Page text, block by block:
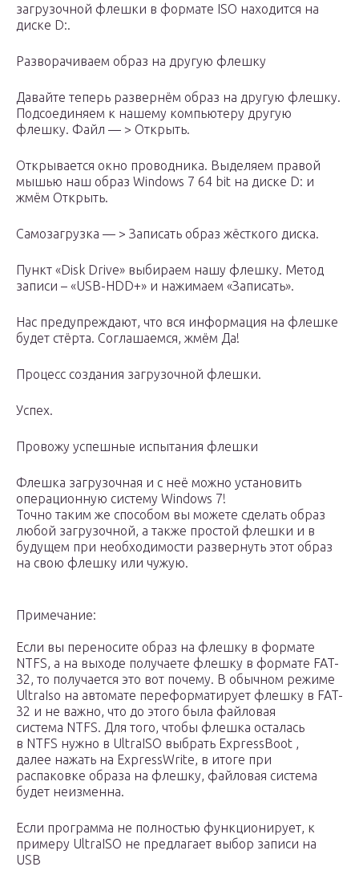
загрузочной флешки в формате ISO находится на
диске D:.
Разворачиваем образ на другую флешку
Давайте теперь развернём образ на другую флешку.
Подсоединяем к нашему компьютеру другую
флешку. Файл — > Открыть.
Открывается окно проводника. Выделяем правой
мышью наш образ Windows 7 64 bit на диске D: и
жмём Открыть.
Самозагрузка — > Записать образ жёсткого диска.
Пункт «Disk Drive» выбираем нашу флешку. Метод
записи – «USB-HDD+» и нажимаем «Записать».
Нас предупреждают, что вся информация на флешке
будет стёрта. Соглашаемся, жмём Да!
Процесс создания загрузочной флешки.
Успех.
Провожу успешные испытания флешки
Флешка загрузочная и с неё можно установить
операционную систему Windows 7!
Точно таким же способом вы можете сделать образ
любой загрузочной, а также простой флешки и в
будущем при необходимости развернуть этот образ
на свою флешку или чужую.
Примечание:
Если вы переносите образ на флешку в формате
NTFS, а на выходе получаете флешку в формате FAT-
32, то получается это вот почему. В обычном режиме
UltraIso на автомате переформатирует флешку в FAT-
32 и не важно, что до этого была файловая
система NTFS. Для того, чтобы флешка осталась
в NTFS нужно в UltraISO выбрать ExpressBoot ,
далее нажать на ExpressWrite, в итоге при
распаковке образа на флешку, файловая система
будет неизменна.
Если программа не полностью функционирует, к
примеру UltraISO не предлагает выбор записи на
USB